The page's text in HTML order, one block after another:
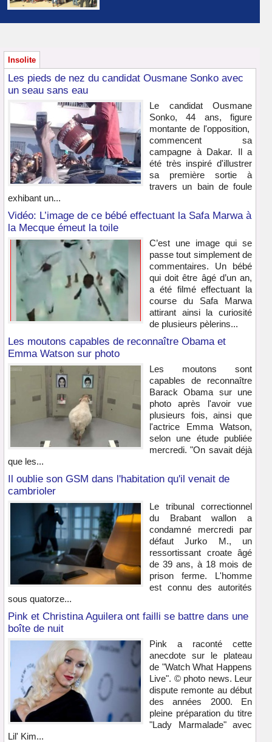
Insolite
Les pieds de nez du candidat Ousmane Sonko avec
un seau sans eau
Le candidat Ousmane
Sonko, 44 ans, figure
montante de l'opposition,
commencent sa
campagne à Dakar. Il a
été très inspiré d'illustrer
sa première sortie à
travers un bain de foule
exhibant un...
Vidéo: L’image de ce bébé effectuant la Safa Marwa à
la Mecque émeut la toile
C’est une image qui se
passe tout simplement de
commentaires. Un bébé
qui doit être âgé d’un an,
a été filmé effectuant la
course du Safa Marwa
attirant ainsi la curiosité
de plusieurs pèlerins...
Les moutons capables de reconnaître Obama et
Emma Watson sur photo
Les moutons sont
capables de reconnaître
Barack Obama sur une
photo après l'avoir vue
plusieurs fois, ainsi que
l'actrice Emma Watson,
selon une étude publiée
mercredi. "On savait déjà
que les...
Il oublie son GSM dans l'habitation qu'il venait de
cambrioler
Le tribunal correctionnel
du Brabant wallon a
condamné mercredi par
défaut Jurko M., un
ressortissant croate âgé
de 39 ans, à 18 mois de
prison ferme. L'homme
est connu des autorités
sous quatorze...
Pink et Christina Aguilera ont failli se battre dans une
boîte de nuit
Pink a raconté cette
anecdote sur le plateau
de "Watch What Happens
Live". © photo news. Leur
dispute remonte au début
des années 2000. En
pleine préparation du titre
"Lady Marmalade" avec
Lil' Kim...